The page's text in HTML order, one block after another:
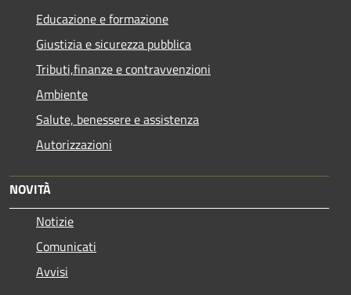
Educazione e formazione
Giustizia e sicurezza pubblica
Tributi,finanze e contravvenzioni
Ambiente
Salute, benessere e assistenza
Autorizzazioni
NOVITÀ
Notizie
Comunicati
Avvisi